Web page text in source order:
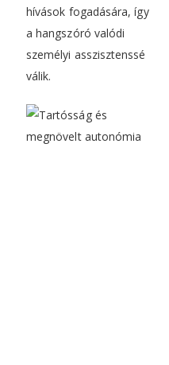
hívások fogadására, így
a hangszóró valódi
személyi asszisztenssé
válik.